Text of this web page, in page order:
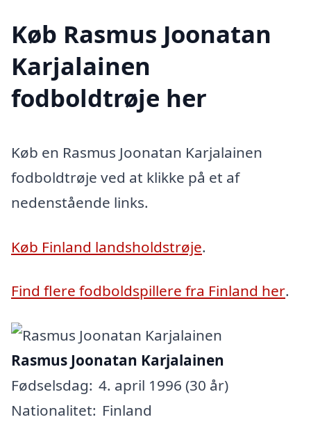
Køb Rasmus Joonatan
Karjalainen
fodboldtrøje her
Køb en Rasmus Joonatan Karjalainen
fodboldtrøje ved at klikke på et af
nedenstående links.
Køb Finland landsholdstrøje.
Find flere fodboldspillere fra Finland her.
Rasmus Joonatan Karjalainen
Fødselsdag: 4. april 1996 (30 år)
Nationalitet: Finland